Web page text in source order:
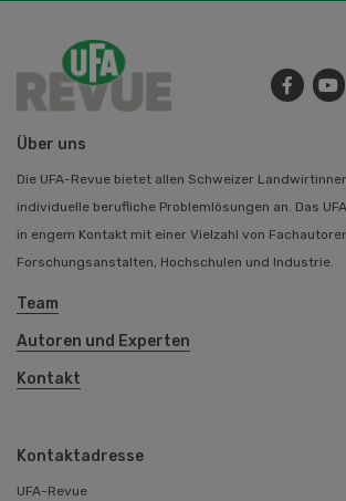
Über uns
Die UFA-Revue bietet allen Schweizer
individuelle berufliche Problemlösungen an. Das
in engem Kontakt mit einer Vielzahl von
Forschungsanstalten, Hochschulen und Industrie.
Team
Autoren und Experten
Kontakt
Kontaktadresse
UFA-Revue